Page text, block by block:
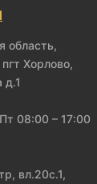
область,
Хорлово,
д.1
08:00 – 17:00
вл.20с.1,